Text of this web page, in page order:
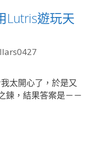
Lutris遊玩天
太開心了，於是又
鍊，結果答案是－－